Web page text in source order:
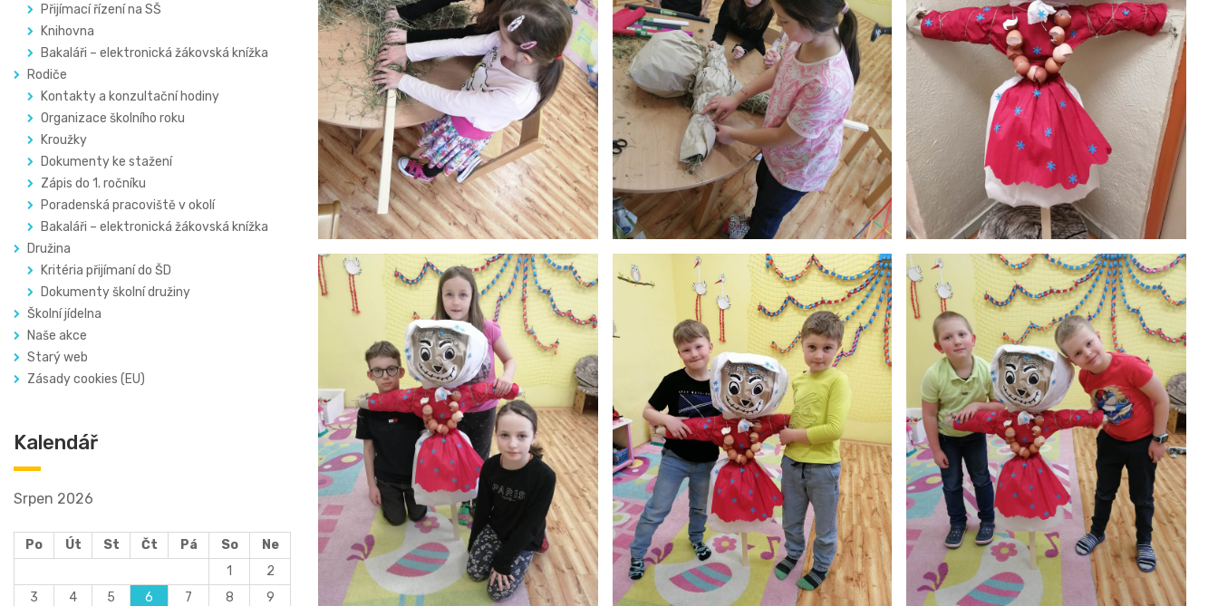
Přijímací řízení na SŠ
Knihovna
Bakaláři – elektronická žákovská knížka
Rodiče
Kontakty a konzultační hodiny
Organizace školního roku
Kroužky
Dokumenty ke stažení
Zápis do 1. ročníku
Poradenská pracoviště v okolí
Bakaláři – elektronická žákovská knížka
Družina
Kritéria přijímaní do ŠD
Dokumenty školní družiny
Školní jídelna
Naše akce
Starý web
Zásady cookies (EU)
Kalendář
Srpen 2026
Po Út St Čt Pá So
Ne
1
2
3
4 5 6 7 8
9